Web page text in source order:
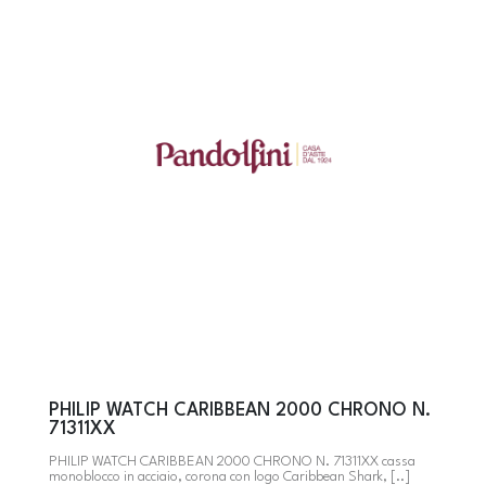
PHILIP WATCH CARIBBEAN 2000 CHRONO N.
71311XX
PHILIP WATCH CARIBBEAN 2000 CHRONO N. 71311XX cassa
monoblocco in acciaio, corona con logo Caribbean Shark, [..]